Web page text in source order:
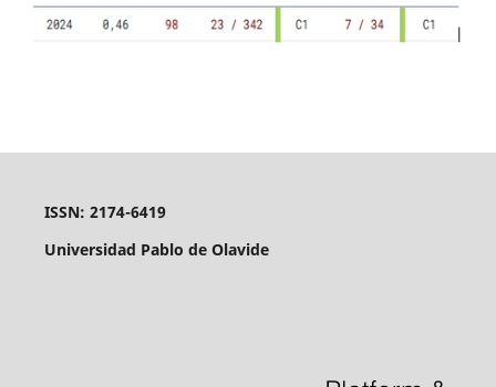
ISSN: 2174-6419
Universidad Pablo de Olavide